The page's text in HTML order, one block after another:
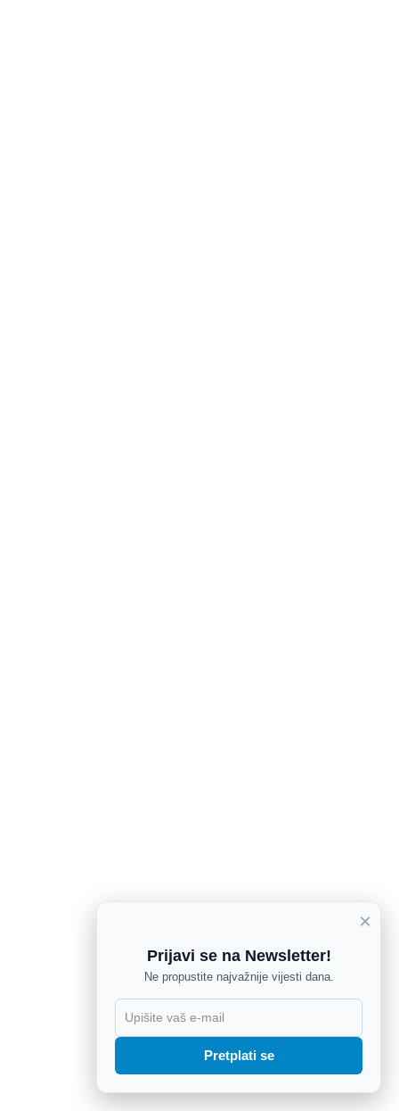
×
Prijavi se na Newsletter!
Ne propustite najvažnije vijesti dana.
Pretplati se